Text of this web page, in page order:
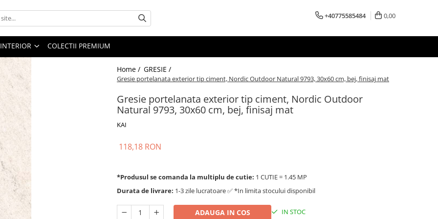
+40775585484 0,00
COLECTII PREMIUM
Home / GRESIE /
Gresie portelanata exterior tip ciment, Nordic Outdoor Natural 9793, 30x60 cm, bej, finisaj mat
Gresie portelanata exterior tip ciment, Nordic Outdoor
Natural 9793, 30x60 cm, bej, finisaj mat
KAI
118,18 RON
*Produsul se comanda la multiplu de cutie: 1 CUTIE = 1.45 MP
Durata de livrare: 1-3 zile lucratoare ✅ *In limita stocului disponibil
ADAUGA IN COS IN STOC